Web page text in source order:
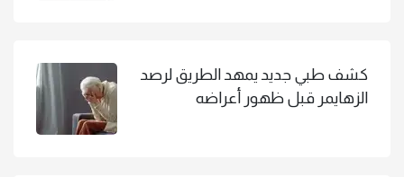
كشف طبي جديد يمهد الطريق لرصد
الزهايمر قبل ظهور أعراضه